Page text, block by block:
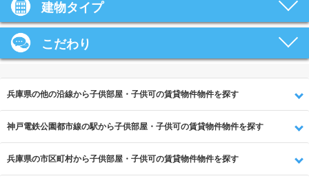
建物タイプ
こだわり
兵庫県の他の沿線から子供部屋・子供可の賃貸物件物件を探す
神戸電鉄公園都市線の駅から子供部屋・子供可の賃貸物件物件を探す
兵庫県の市区町村から子供部屋・子供可の賃貸物件物件を探す